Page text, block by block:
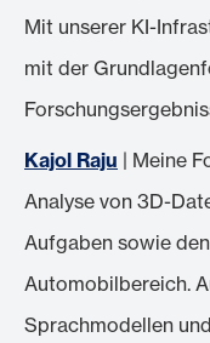
Mit unserer KI-
mit der
Kajol Raju | Meine
Analyse von 3D-
Aufgaben sowie
Automobilbereich.
Sprachmodellen